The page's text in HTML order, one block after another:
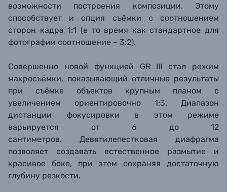
возможности построения композиции. Этому
способствует и опция съёмки с соотношением
сторон кадра 1:1 (в то время как стандартное для
фотографии соотношение – 3:2).
Совершенно новой функцией GR III стал режим
макросъёмки, показывающий отличные результаты
при съёмке объектов крупным планом с
увеличением ориентировочно 1:3. Диапазон
дистанции фокусировки в этом режиме
варьируется от 6 до 12
сантиметров. Девятилепестковая диафрагма
позволяет создавать естественное размытие и
красивое боке, при этом сохраняя достаточную
глубину резкости.